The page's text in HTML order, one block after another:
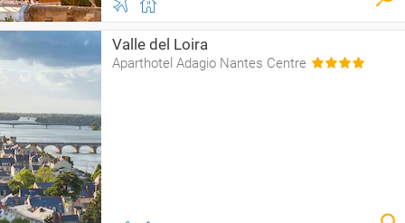
Valle del Loira
Aparthotel Adagio Nantes Centre